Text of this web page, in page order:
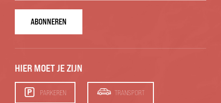
ABONNEREN
HIER MOET JE ZIJN
PARKEREN TRANSPORT